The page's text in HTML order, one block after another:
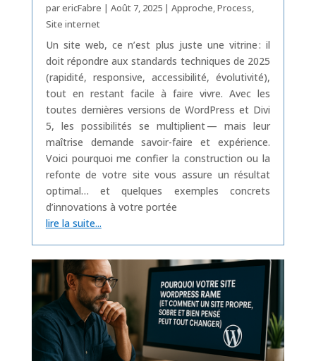
parericFabre | Août 7, 2025| Approche Process
Site internet
Un site web, ce n’est plus juste une vitrine : il
doit répondre aux standards techniques de 2025
(rapidité, responsive, accessibilité, évolutivité),
tout en restant facile à faire vivre. Avec les
toutes dernières versions de WordPress et Divi
5, les possibilités se multiplient — mais leur
maîtrise demande savoir-faire et expérience.
Voici pourquoi me confier la construction ou la
refonte de votre site vous assure un résultat
optimal… et quelques exemples concrets
d’innovations à votre portée
lire la suite...